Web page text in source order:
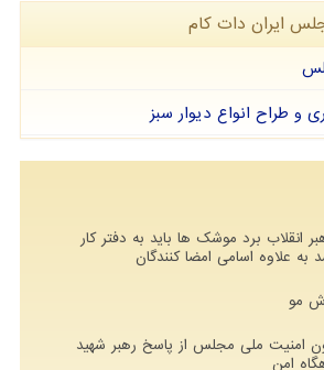
ایران دات كام
و طراح انواع دیوار سبز
به رهبر انقلاب برد موشک ها باید به دفتر کار
به علاوه اسامی امضا کنندگان
مو
امنیت ملی مجلس از پاسخ رهبر شهید
امن